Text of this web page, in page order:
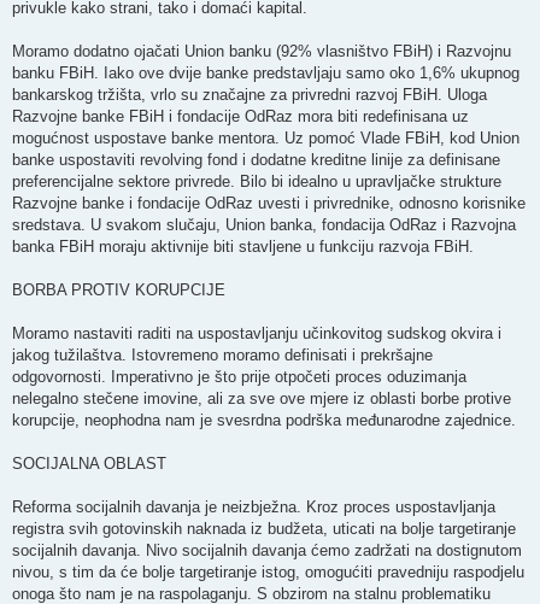
privukle kako strani, tako i domaći kapital.
Moramo dodatno ojačati Union banku (92% vlasništvo FBiH) i Razvojnu
banku FBiH. Iako ove dvije banke predstavljaju samo oko 1,6% ukupnog
bankarskog tržišta, vrlo su značajne za privredni razvoj FBiH. Uloga
Razvojne banke FBiH i fondacije OdRaz mora biti redefinisana uz
mogućnost uspostave banke mentora. Uz pomoć Vlade FBiH, kod Union
banke uspostaviti revolving fond i dodatne kreditne linije za definisane
preferencijalne sektore privrede. Bilo bi idealno u upravljačke strukture
Razvojne banke i fondacije OdRaz uvesti i privrednike, odnosno korisnike
sredstava. U svakom slučaju, Union banka, fondacija OdRaz i Razvojna
banka FBiH moraju aktivnije biti stavljene u funkciju razvoja FBiH.
BORBA PROTIV KORUPCIJE
Moramo nastaviti raditi na uspostavljanju učinkovitog sudskog okvira i
jakog tužilaštva. Istovremeno moramo definisati i prekršajne
odgovornosti. Imperativno je što prije otpočeti proces oduzimanja
nelegalno stečene imovine, ali za sve ove mjere iz oblasti borbe protive
korupcije, neophodna nam je svesrdna podrška međunarodne zajednice.
SOCIJALNA OBLAST
Reforma socijalnih davanja je neizbježna. Kroz proces uspostavljanja
registra svih gotovinskih naknada iz budžeta, uticati na bolje targetiranje
socijalnih davanja. Nivo socijalnih davanja ćemo zadržati na dostignutom
nivou, s tim da će bolje targetiranje istog, omogućiti pravedniju raspodjelu
onoga što nam je na raspolaganju. S obzirom na stalnu problematiku